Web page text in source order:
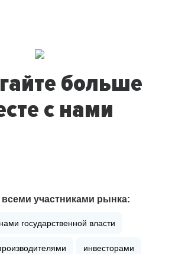
больше
с нами
участниками рынка:
государственной власти
инвесторами